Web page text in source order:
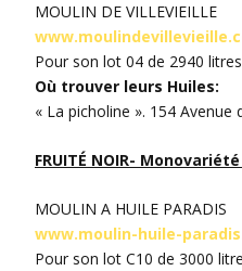
MOULIN DE VILLEVIEILLE
Pour son lot 04 de 2940
Où trouver leurs Huiles:
« La picholine ». 154 Avenue
FRUITÉ NOIR-
MOULIN A HUILE PARADIS
www.moulin-huile-
Pour son lot C10 de 3000